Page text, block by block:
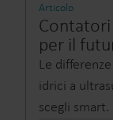
Articolo
per il
Le
idrici a
scegli smart.